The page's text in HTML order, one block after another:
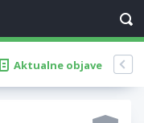
Aktualne objave